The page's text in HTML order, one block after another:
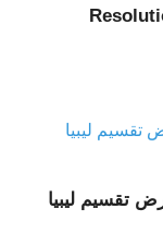
تقسيم ليبيا